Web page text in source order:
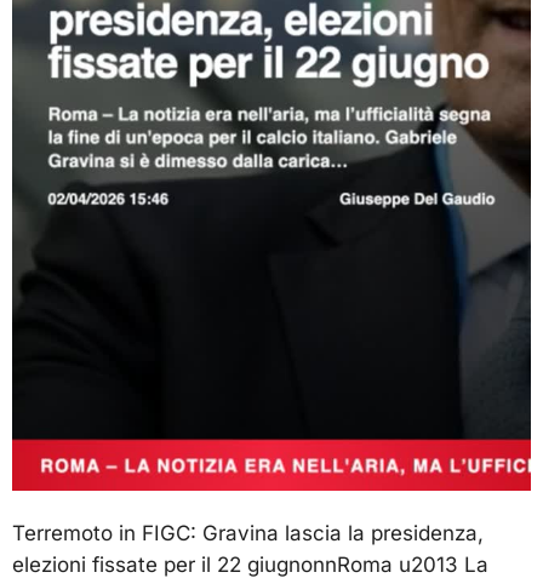
Terremoto in FIGC: Gravina lascia la presidenza,
elezioni fissate per il 22 giugnonnRoma u2013 La